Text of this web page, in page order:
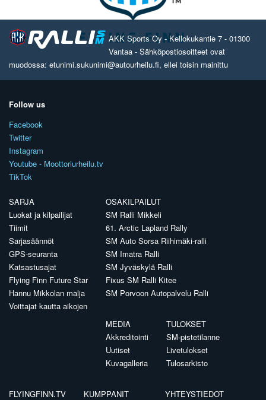
AKK Sports Oy - Kellokukantie 7 - 01300
Vantaa - Sähköpostiosoitteet ovat
muodossa: etunimi.sukunimi@autourheilu.fi, ellei toisin mainittu
Follow us
Facebook
Twitter
Instagram
Youtube - Moottoriurheilu.tv
TikTok
SARJA
Luokat ja kilpailijat
Tiimit
Sarjasäännöt
GPS-seuranta
Katsastusajat
Flying Finn Future Star
Hannu Mikkolan malja
Voittajat kautta aikojen
OSAKILPAILUT
SM Ralli Mikkeli
61. Arctic Lapland Rally
SM Auto Sorsa Riihimäki-ralli
SM Imatra Ralli
SM Jyväskylä Ralli
Fixus SM Ralli Kitee
SM Porvoon Autopalvelu Ralli
MEDIA
Akkreditointi
Uutiset
Kuvagalleria
TULOKSET
SM-pistetilanne
Livetulokset
Tulosarkisto
FLYINGFINN.TV
KUMPPANIT
YHTEYSTIEDOT